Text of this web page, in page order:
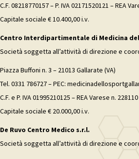
C.F. 08218770157 – P. IVA 02171520121 – REA
Capitale sociale € 10.400,00 i.v.
Centro Interdipartimentale di Medicina
Società soggetta all’attività di direzione e
Piazza Buffoni n. 3 – 21013 Gallarate (VA)
Tel. 0331 786727 – PEC:
C.F. e P. IVA 01995210125 – REA Varese n. 228110
Capitale sociale € 20.000,00 i.v.
De Ruvo Centro Medico s.r.l.
Società soggetta all’attività di direzione e